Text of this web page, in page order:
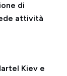
di
attività
Kiev e